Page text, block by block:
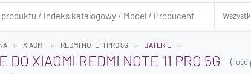
XIAOMI REDMI NOTE 11 PRO 5G BATERIE
DO XIAOMI REDMI NOTE 11 PRO 5G (ilość